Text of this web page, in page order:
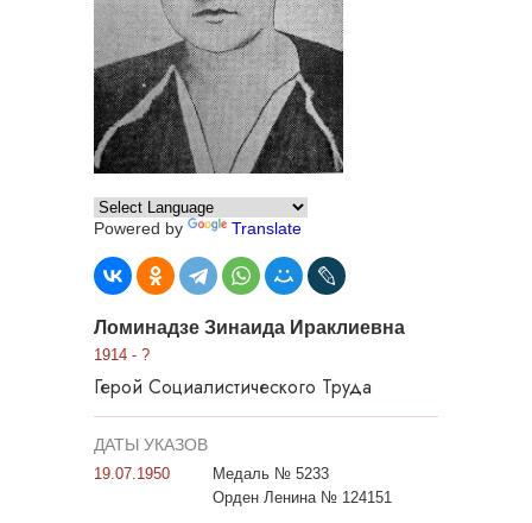
Powered by Translate
Ломинадзе Зинаида Ираклиевна
1914 - ?
Герой Социалистического Труда
ДАТЫ УКАЗОВ
19.07.1950
Медаль № 5233
Орден Ленина № 124151